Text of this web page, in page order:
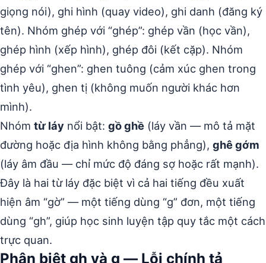
giọng nói), ghi hình (quay video), ghi danh (đăng ký
tên). Nhóm ghép với “ghép”: ghép vần (học vần),
ghép hình (xếp hình), ghép đôi (kết cặp). Nhóm
ghép với “ghen”: ghen tuông (cảm xúc ghen trong
tình yêu), ghen tị (không muốn người khác hơn
mình).
Nhóm từ láy nổi bật: gồ ghề (láy vần — mô tả mặt
đường hoặc địa hình không bằng phẳng), ghê gớm
(láy âm đầu — chỉ mức độ đáng sợ hoặc rất mạnh).
Đây là hai từ láy đặc biệt vì cả hai tiếng đều xuất
hiện âm “gờ” — một tiếng dùng “g” đơn, một tiếng
dùng “gh”, giúp học sinh luyện tập quy tắc một cách
trực quan.
Phân biệt gh và g — Lỗi chính tả